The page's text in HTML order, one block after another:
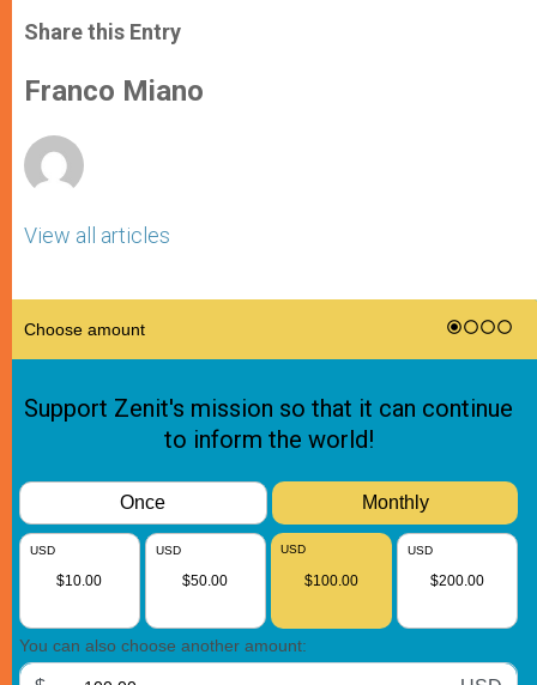
t
s
p
p
s
e
g
e
e
b
o
k
r
Share this Entry
Franco Miano
View all articles